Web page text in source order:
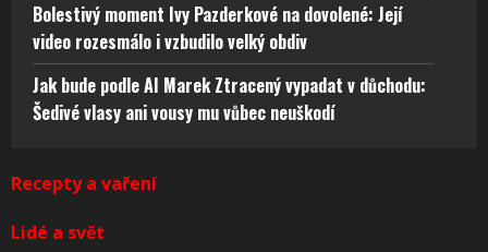
Bolestivý moment Ivy Pazderkové na dovolené: Její
video rozesmálo i vzbudilo velký obdiv
Jak bude podle AI Marek Ztracený vypadat v důchodu:
Šedivé vlasy ani vousy mu vůbec neuškodí
Recepty a vaření
Lidé a svět